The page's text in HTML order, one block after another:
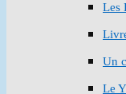
Les
Un
Le